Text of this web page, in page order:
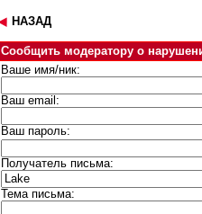
НАЗАД
Сообщить модератору о
Ваше имя/ник:
Ваш email:
Ваш пароль:
Получатель письма:
Тема письма: